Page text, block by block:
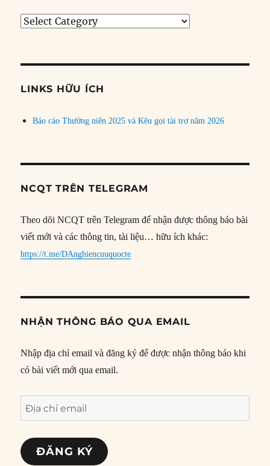
Tìm
đề
LINKS HỮU ÍCH
Báo cáo Thường niên 2025 và Kêu gọi tài trợ năm 2026
NCQT TRÊN TELEGRAM
Theo dõi NCQT trên Telegram để nhận được thông báo bài
viết mới và các thông tin, tài liệu… hữu ích khác:
https://t.me/DAnghiencuuquocte
NHẬN THÔNG BÁO QUA EMAIL
Nhập địa chỉ email và đăng ký để được nhận thông báo khi
có bài viết mới qua email.
Địa
chỉ
email
ĐĂNG KÝ